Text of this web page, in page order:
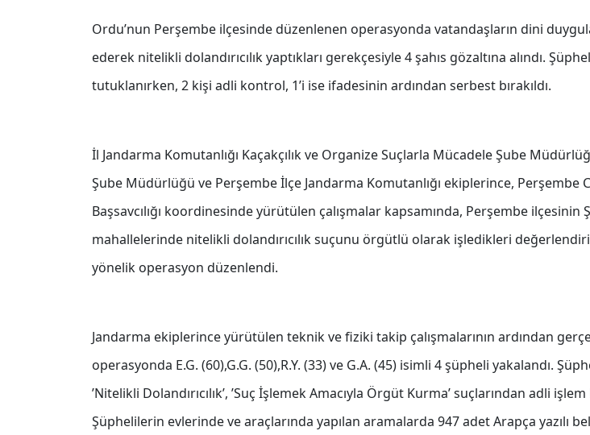
Ordu’nun Perşembe ilçesinde düzenlenen operasyonda vatandaşların dini
ederek nitelikli dolandırıcılık yaptıkları gerekçesiyle 4 şahıs gözaltına alındı.
tutuklanırken, 2 kişi adli kontrol, 1’i ise ifadesinin ardından serbest bırakıldı.
İl Jandarma Komutanlığı Kaçakçılık ve Organize Suçlarla Mücadele Şube
Şube Müdürlüğü ve Perşembe İlçe Jandarma Komutanlığı ekiplerince, Perşembe
Başsavcılığı koordinesinde yürütülen çalışmalar kapsamında, Perşembe ilçesinin
mahallelerinde nitelikli dolandırıcılık suçunu örgütlü olarak işledikleri
yönelik operasyon düzenlendi.
Jandarma ekiplerince yürütülen teknik ve fiziki takip çalışmalarının ardından
operasyonda E.G. (60),G.G. (50),R.Y. (33) ve G.A. (45) isimli 4 şüpheli yakalandı.
’Nitelikli Dolandırıcılık’, ’Suç İşlemek Amacıyla Örgüt Kurma’ suçlarından adli işlem
Şüphelilerin evlerinde ve araçlarında yapılan aramalarda 947 adet Arapça yazılı